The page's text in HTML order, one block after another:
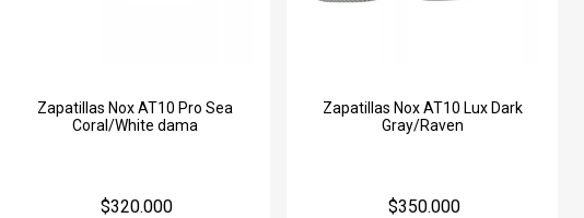
Zapatillas Nox AT10 Pro Sea
Coral/White dama
$320.000
Zapatillas Nox AT10 Lux Dark
Gray/Raven
$350.000